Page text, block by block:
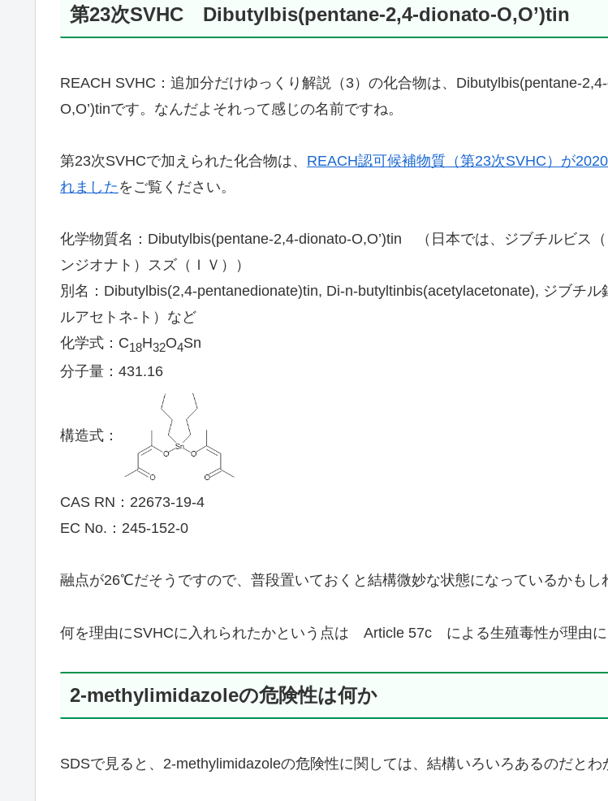
第23次SVHC Dibutylbis(pentane-2,4-dionato-O,O’)tin
REACH SVHC：追加分だけゆっくり解説（3）の化合物は、Dibutylbis(pentane-
O,O’)tinです。なんだよそれって感じの名前ですね。
第23次SVHCで加えられた化合物は、 REACH認可候補物質（第23次SVHC）が
れました をご覧ください。
化学物質名：Dibutylbis(pentane-2,4-dionato-O,O’)tin （日本では、ジブチルビス
ンジオナト）スズ（ＩＶ））
別名：Dibutylbis(2,4-pentanedionate)tin, Di-n-butyltinbis(acetylacetonate), ジブチル
ルアセトネ-ト）など
化学式：C18H32O4Sn
分子量：431.16
構造式：
CAS RN：22673-19-4
EC No.：245-152-0
融点が26℃だそうですので、普段置いておくと結構微妙な状態になっているかもし
何を理由にSVHCに入れられたかという点は Article 57c による生殖毒性が理由に
2-methylimidazoleの危険性は何か
SDSで見ると、2-methylimidazoleの危険性に関しては、結構いろいろあるのだとわ